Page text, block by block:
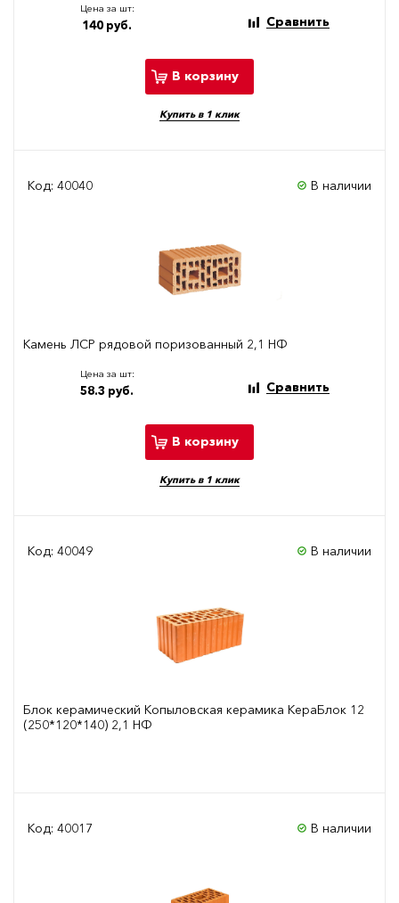
Цена за шт:
140 руб. Сравнить
В корзину
Купить в 1 клик
Код: 40040 В наличии
Камень ЛСР рядовой поризованный 2,1 НФ
Цена за шт:
58.3 руб. Сравнить
В корзину
Купить в 1 клик
Код: 40049 В наличии
Блок керамический Копыловская керамика КераБлок 12
(250*120*140) 2,1 НФ
Код: 40017 В наличии